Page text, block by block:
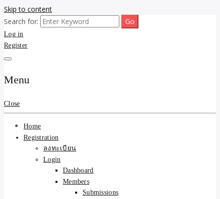
Skip to content
รับจ้างโพสต์ขายบ้าน ขาย
ของ ติดหน้าแรก Google Ai
Search ราคาถูกที่สุด! เน้น
ความคุ้มค่า "ถูกและดีมีอยู่
จริง" (เหมาะกับพ่อค้า
แม่ค้า) บริการโพสต์เว็บ
บอร์ด SEO การันตีงานดี
100% ✨
ขายบ้านไม่ออก ขายสินค้าไม่ได้ บอกเรา! รับจ้างลงโพสต์อสังหาฯ รับโพส
เว็บบอร์ดSEO ดันติดหน้าแรก Google AI ชัวร์ 🎯 … ให้เราจัดการให้! ด้วย
ระบบ AI Search & SEO ที่แม่นยำที่สุด
Search for:
Log in
Register
Menu
Close
Home
Registration
ลงทะเบียน
Login
Dashboard
Members
Submissions